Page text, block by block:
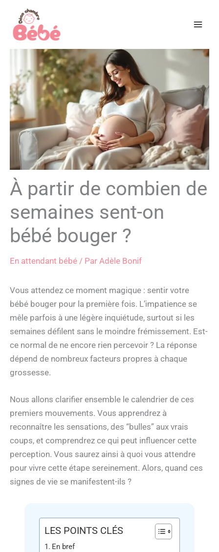
contenu
À partir de combien de
semaines sent-on
bébé bouger ?
En attendant bébé / Par Adèle Bonif
Vous attendez ce moment magique : sentir votre
bébé bouger pour la première fois. L’impatience se
mêle parfois à une légère inquiétude, surtout si les
semaines défilent sans le moindre frémissement. Est-
ce normal de ne encore rien percevoir ? La réponse
dépend de nombreux facteurs propres à chaque
grossesse.
Nous allons clarifier ensemble le calendrier de ces
premiers mouvements. Vous apprendrez à
reconnaître les sensations, des “bulles” aux vrais
coups, et comprendrez ce qui peut influencer cette
perception. Vous saurez ainsi à quoi vous attendre
pour vivre cette étape sereinement. Alors, quand ces
signes de vie se manifestent-ils ?
LES POINTS CLÉS
En bref